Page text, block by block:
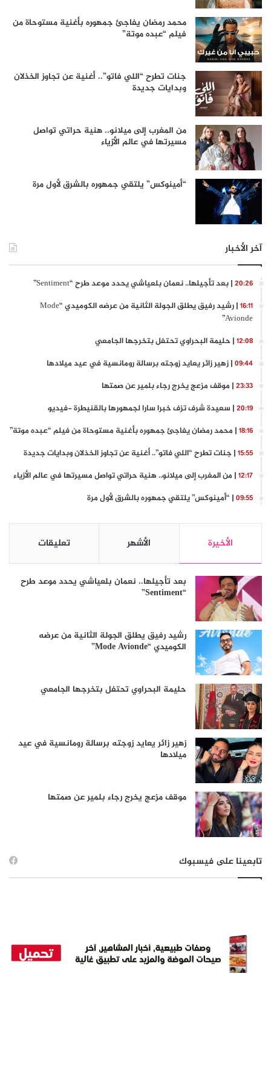
محمد رمضان يفاجئ جمهوره بأغنية مستوحاة من
فيلم “عبده موتة”
جنات تطرح “اللي فاتو”.. أغنية عن تجاوز الخذلان
وبدايات جديدة
من المغرب إلى ميلانو.. هنية حراتي تواصل
مسيرتها في عالم الأزياء
“أمينوكس” يلتقي جمهوره بالشرق لأول مرة
آخر الأخبار
20:26 | بعد تأجيلها.. نعمان بلعياشي يحدد موعد طرح “Sentiment”
16:11
| رشيد رفيق يطلق الجولة الثانية من عرضه الكوميدي “Mode
Avionde”
12:08 | حليمة البحراوي تحتفل بتخرجها الجامعي
09:44 | زهير زائر يعايد زوجته برسالة رومانسية في عيد ميلادها
23:33 | موقف مزعج يخرج رجاء بلمير عن صمتها
20:19 | سعيدة شرف تزف خبرا سارا لجمهورها بالقنيطرة -فيديو
18:16 | محمد رمضان يفاجئ جمهوره بأغنية مستوحاة من فيلم “عبده موتة”
15:55 | جنات تطرح “اللي فاتو”.. أغنية عن تجاوز الخذلان وبدايات جديدة
12:17 | من المغرب إلى ميلانو.. هنية حراتي تواصل مسيرتها في عالم الأزياء
09:55 | “أمينوكس” يلتقي جمهوره بالشرق لأول مرة
الأخيرة الأشهر تعليقات
بعد تأجيلها.. نعمان بلعياشي يحدد موعد طرح
“Sentiment”
رشيد رفيق يطلق الجولة الثانية من عرضه
الكوميدي “Mode Avionde”
حليمة البحراوي تحتفل بتخرجها الجامعي
زهير زائر يعايد زوجته برسالة رومانسية في عيد
ميلادها
موقف مزعج يخرج رجاء بلمير عن صمتها
تابعينا على فيسبوك